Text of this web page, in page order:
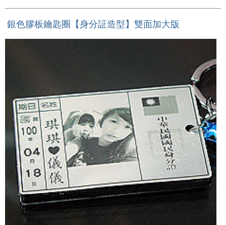
銀色膠板鑰匙圈【身分証造型】雙面加大版